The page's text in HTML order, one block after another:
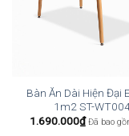
Bàn Ăn Dài Hiện Đại
1m2 ST-
1.690.000₫ Đã bao